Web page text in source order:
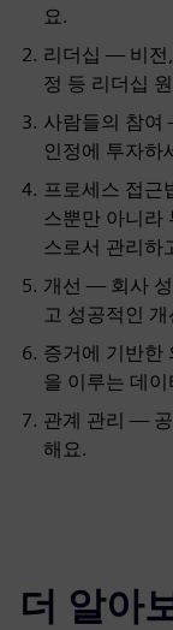
요.
리더십 — 비전
정 등 리더십
사람들의 참여
인정에 투자하
프로세스 접근
스뿐만 아니라
스로서 관리하
개선 — 회사
고 성공적인
증거에 기반한
을 이루는 데
관계 관리 —
해요.
더 알아